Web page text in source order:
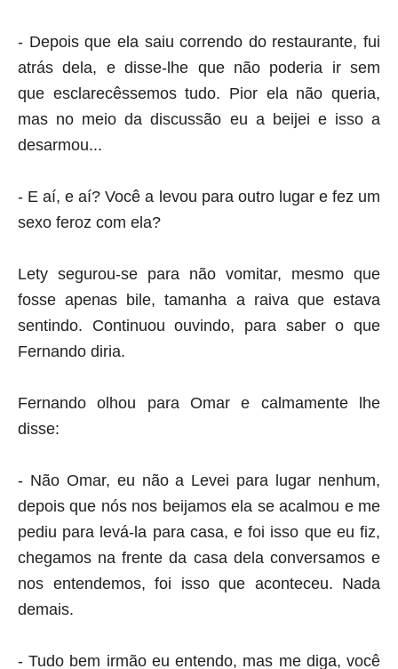
- Depois que ela saiu correndo do restaurante, fui
atrás dela, e disse-lhe que não poderia ir sem
que esclarecêssemos tudo. Pior ela não queria,
mas no meio da discussão eu a beijei e isso a
desarmou...
- E aí, e aí? Você a levou para outro lugar e fez um
sexo feroz com ela?
Lety segurou-se para não vomitar, mesmo que
fosse apenas bile, tamanha a raiva que estava
sentindo. Continuou ouvindo, para saber o que
Fernando diria.
Fernando olhou para Omar e calmamente lhe
disse:
- Não Omar, eu não a Levei para lugar nenhum,
depois que nós nos beijamos ela se acalmou e me
pediu para levá-la para casa, e foi isso que eu fiz,
chegamos na frente da casa dela conversamos e
nos entendemos, foi isso que aconteceu. Nada
demais.
- Tudo bem irmão eu entendo, mas me diga, você